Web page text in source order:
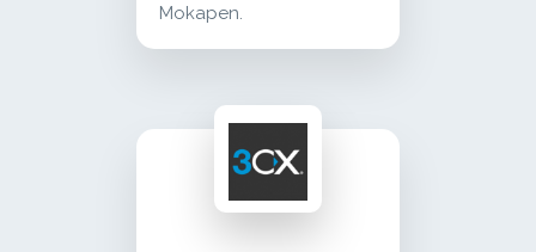
Mokapen.
3cx connect your 3cx phone system for
communication